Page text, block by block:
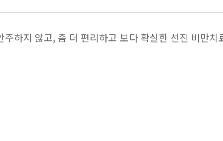
하지 않고, 좀 더 편리하고 보다 확실한 선진 비만